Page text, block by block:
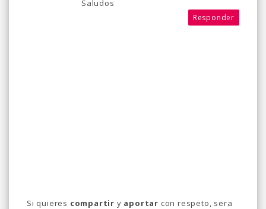
Saludos
Responder
Si quieres compartir y aportar con respeto, sera